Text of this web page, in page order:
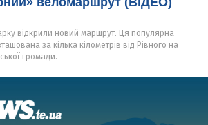
відкрили новий маршрут. Ця популярна
за кілька кілометрів від Рівного на
громади.